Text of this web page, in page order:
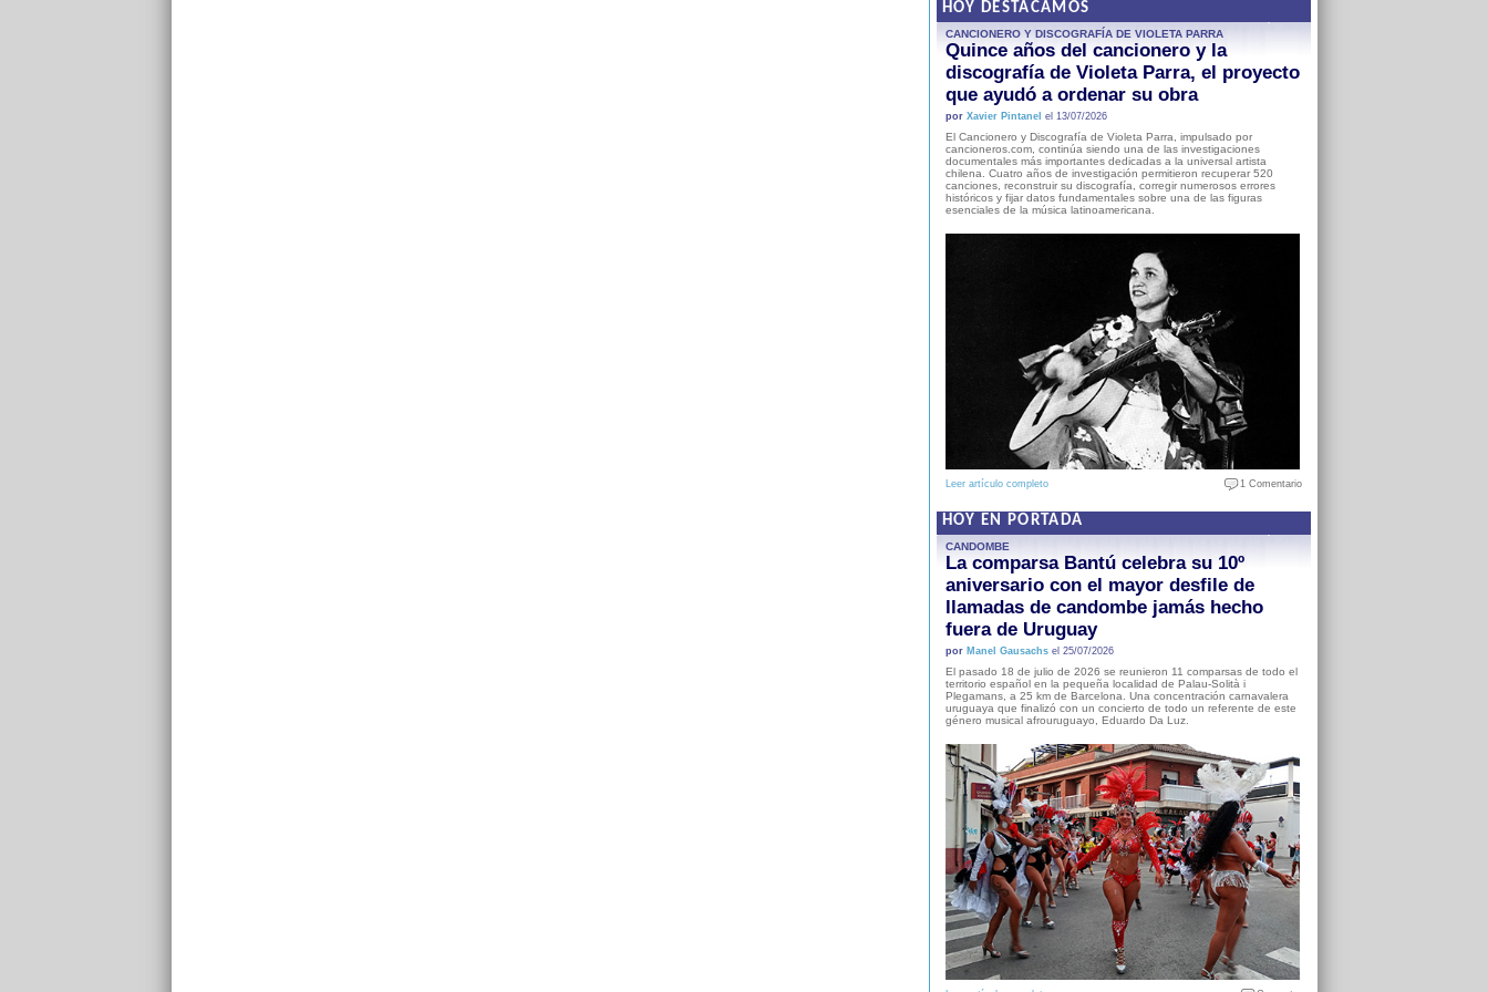
HOY DESTACAMOS
CANCIONERO Y DISCOGRAFÍA DE VIOLETA PARRA
Quince años del cancionero y la
discografía de Violeta Parra, el proyecto
que ayudó a ordenar su obra
por Xavier Pintanel el 13/07/2026
El Cancionero y Discografía de Violeta Parra, impulsado por
cancioneros.com, continúa siendo una de las investigaciones
documentales más importantes dedicadas a la universal artista
chilena. Cuatro años de investigación permitieron recuperar 520
canciones, reconstruir su discografía, corregir numerosos errores
históricos y fijar datos fundamentales sobre una de las figuras
esenciales de la música latinoamericana.
Leer artículo completo 1 Comentario
HOY EN PORTADA
CANDOMBE
La comparsa Bantú celebra su 10º
aniversario con el mayor desfile de
llamadas de candombe jamás hecho
fuera de Uruguay
por Manel Gausachsel 25/07/2026
El pasado 18 de julio de 2026 se reunieron 11 comparsas de todo el
territorio español en la pequeña localidad de Palau-Solità i
Plegamans, a 25 km de Barcelona. Una concentración carnavalera
uruguaya que finalizó con un concierto de todo un referente de este
género musical afrouruguayo, Eduardo Da Luz.